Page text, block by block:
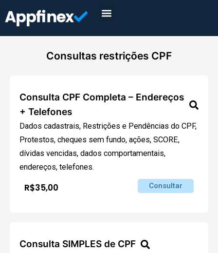
Consultas restrições CPF
Consulta CPF Completa – Endereços
+ Telefones
Dados cadastrais, Restrições e Pendências do CPF,
Protestos, cheques sem fundo, ações, SCORE,
dívidas vencidas, dados comportamentais,
endereços, telefones.
R$35,00 Consultar
Consulta SIMPLES de CPF